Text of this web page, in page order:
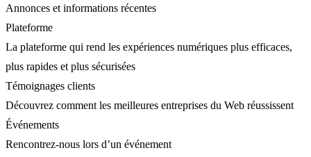
Annonces et informations récentes
Plateforme
La plateforme qui rend les expériences numériques plus efficaces,
plus rapides et plus sécurisées
Témoignages clients
Découvrez comment les meilleures entreprises du Web réussissent
Événements
Rencontrez-nous lors d’un événement